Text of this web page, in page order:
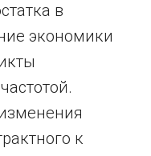
в
экономики
к